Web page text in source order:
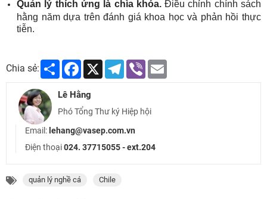
Quản lý thích ứng là chìa khóa.Điều chỉnh chính sách
hằng năm dựa trên đánh giá khoa học và phản hồi thực
tiễn.
Chia sẻ: Share Facebook
X Telegram
Viber
Lê Hằng
Phó Tổng Thư ký Hiệp hội
Email: lehang@vasep.com.vn
Điện thoại024. 37715055 - ext.204
quản lý nghề cá Chile